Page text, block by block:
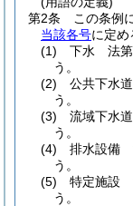
第2条
この条例
当該各号に定め
(1)
下水 法第
う。
(2)
公共下水
う。
(3)
流域下水
う。
(4)
排水設備
う。
(5)
特定施設
う。